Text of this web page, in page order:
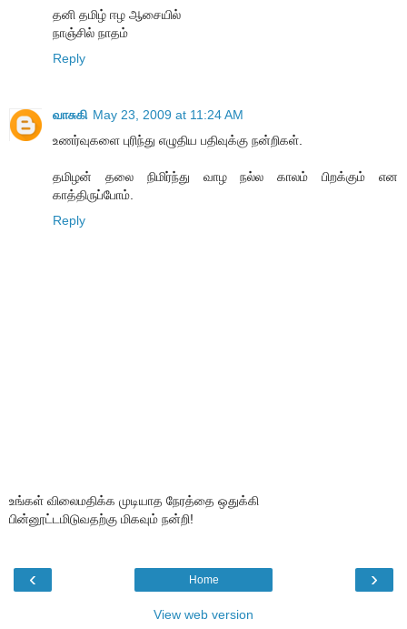
தனி தமிழ் ஈழ ஆசையில்
நாஞ்சில் நாதம்
Reply
வாசுகி May 23, 2009 at 11:24 AM
உணர்வுகளை புரிந்து எழுதிய பதிவுக்கு நன்றிகள்.
தமிழன் தலை நிமிர்ந்து வாழ நல்ல காலம் பிறக்கும் என
காத்திருப்போம்.
Reply
உங்கள் விலைமதிக்க முடியாத நேரத்தை ஒதுக்கி
பின்னூட்டமிடுவதற்கு மிகவும் நன்றி!
‹ ›
Home
View web version